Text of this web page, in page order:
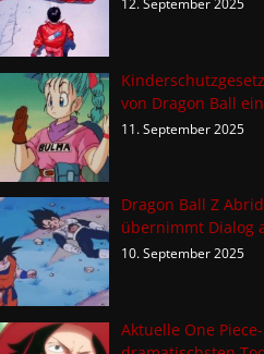
von Dragon Ball ein
11. September 2025
Dragon Ball Z
übernimmt Dialog
10. September 2025
Aktuelle One